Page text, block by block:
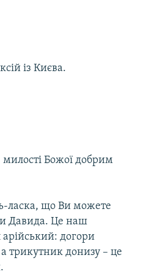
із Києва.
милості Божої добрим
ласка, що Ви можете
Давида. Це наш
арійський: догори
трикутник донизу – це